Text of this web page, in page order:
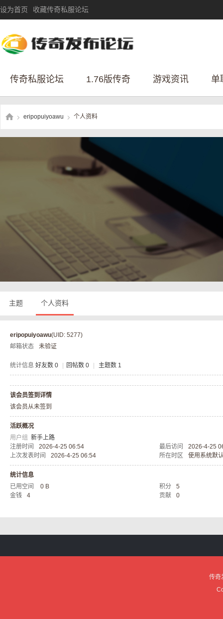
设为首页 收藏传奇私服论坛
传奇私服论坛 1.76版传奇 游戏资讯 单
服
论
eripopuiyoawu 个人资料
主题 个人资料
eripopuiyoawu(UID: 5277)
邮箱状态
未验证
统计信息 好友数 0 回帖数 0 主题数 1
该会员签到详情
该会员从未签到
活跃概况
用户组 新手上路
注册时间
2026-4-25 06:54 最后访问
2026-4-25
上次发表时间
2026-4-25 06:54 所在时区 使用系统默
统计信息
已用空间
0 B 积分
5
金钱
4 贡献 0
传奇